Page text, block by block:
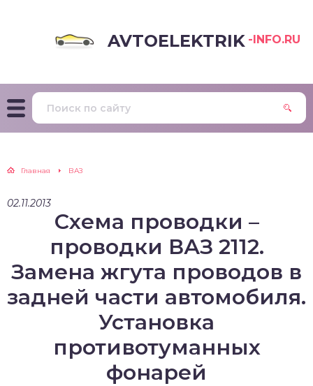
AVTOELEKTRIK -INFO.RU
Главная ВАЗ
02.11.2013
Схема проводки –
проводки ВАЗ 2112.
Замена жгута проводов в
задней части автомобиля.
Установка
противотуманных
фонарей